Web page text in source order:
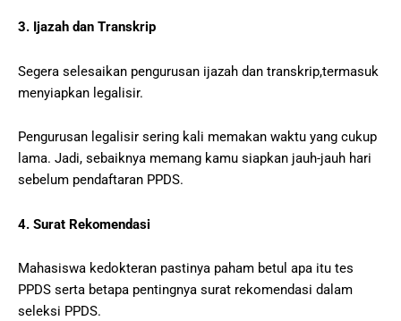
3. Ijazah dan Transkrip
Segera selesaikan pengurusan ijazah dan transkrip,termasuk
menyiapkan legalisir.
Pengurusan legalisir sering kali memakan waktu yang cukup
lama. Jadi, sebaiknya memang kamu siapkan jauh-jauh hari
sebelum pendaftaran PPDS.
4. Surat Rekomendasi
Mahasiswa kedokteran pastinya paham betul apa itu tes
PPDS serta betapa pentingnya surat rekomendasi dalam
seleksi PPDS.